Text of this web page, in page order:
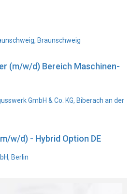
Braunschweig
(m/w/d) Bereich Maschinen-
GmbH & Co. KG, Biberach an der
w/d) - Hybrid Option DE
Berlin